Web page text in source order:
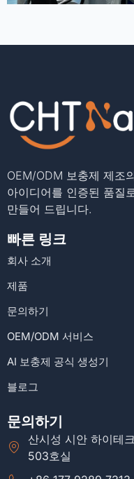
OEM/ODM 보충제 제조
아이디어를 인증된 품질
만들어 드립니다.
빠른 링크
회사 소개
제품
문의하기
OEM/ODM 서비스
AI 보충제 공식 생성기
블로그
문의하기
산시성 시안 하이테
503호실